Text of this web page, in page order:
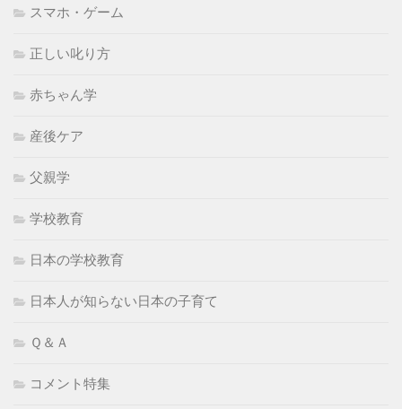
スマホ・ゲーム
正しい叱り方
赤ちゃん学
産後ケア
父親学
学校教育
日本の学校教育
日本人が知らない日本の子育て
Ｑ＆Ａ
コメント特集